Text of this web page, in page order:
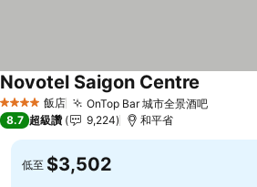
4 星級 飯店 OnTop Bar 城市全景酒吧查看價格
Novotel Saigon Centre
8.7 超級讚 9,224 和平省
低至 $3,502